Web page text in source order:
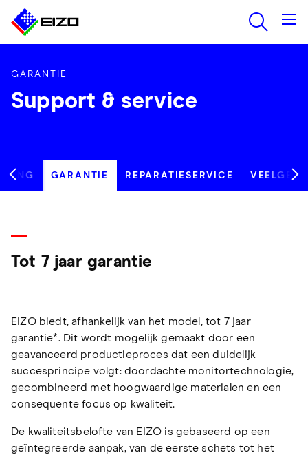
GARANTIE
Support & service
GARANTIE REPARATIESERVICE
Tot 7 jaar garantie
EIZO biedt, afhankelijk van het model, tot 7 jaar
garantie*. Dit wordt mogelijk gemaakt door een
geavanceerd productieproces dat een duidelijk
succesprincipe volgt: doordachte monitortechnologie,
gecombineerd met hoogwaardige materialen en een
consequente focus op kwaliteit.
De kwaliteitsbelofte van EIZO is gebaseerd op een
geïntegreerde aanpak, van de eerste schets tot het